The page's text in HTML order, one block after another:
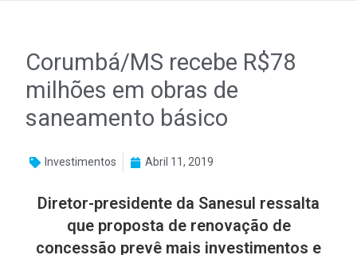
Corumbá/MS recebe R$78
milhões em obras de
saneamento básico
Investimentos Abril 11, 2019
Diretor-presidente da Sanesul ressalta
que proposta de renovação de
concessão prevê mais investimentos e